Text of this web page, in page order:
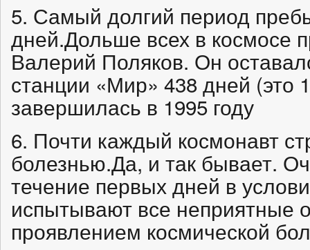
5. Самый долгий период
дней.Дольше всех в космосе
Валерий Поляков. Он
станции «Мир» 438 дней (это
завершилась в 1995 году
6. Почти каждый космонавт
болезнью.Да, и так бывает.
течение первых дней в
испытывают все неприятные
проявлением космической